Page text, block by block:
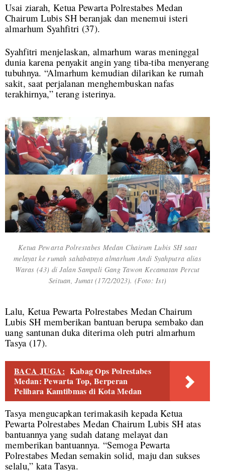
Usai ziarah, Ketua Pewarta Polrestabes Medan
Chairum Lubis SH beranjak dan menemui isteri
almarhum Syahfitri (37).
Syahfitri menjelaskan, almarhum waras meninggal
dunia karena penyakit angin yang tiba-tiba menyerang
tubuhnya. “Almarhum kemudian dilarikan ke rumah
sakit, saat perjalanan menghembuskan nafas
terakhirnya,” terang isterinya.
Ketua Pewarta Polrestabes Medan Chairum Lubis SH saat
melayat ke rumah sahabatnya almarhum Andi Syahputra alias
Waras (43) di Jalan Sampali Gang Tawon Kecamatan Percut
Seituan, Jumat (17/2/2023). (Foto: Ist)
Lalu, Ketua Pewarta Polrestabes Medan Chairum
Lubis SH memberikan bantuan berupa sembako dan
uang santunan duka diterima oleh putri almarhum
Tasya (17).
BACA JUGA: Kabag Ops Polrestabes
Medan: Pewarta Top, Berperan
Pelihara Kamtibmas di Kota Medan
Tasya mengucapkan terimakasih kepada Ketua
Pewarta Polrestabes Medan Chairum Lubis SH atas
bantuannya yang sudah datang melayat dan
memberikan bantuannya. “Semoga Pewarta
Polrestabes Medan semakin solid, maju dan sukses
selalu,” kata Tasya.